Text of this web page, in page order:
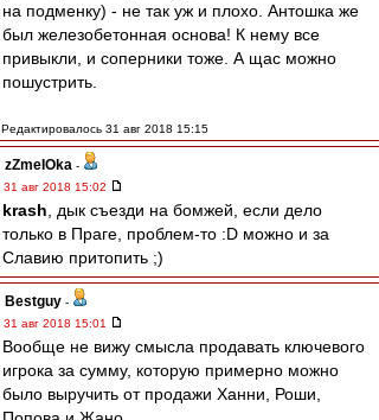
на подменку) - не так уж и плохо. Антошка же
был железобетонная основа! К нему все
привыкли, и соперники тоже. А щас можно
пошустрить.
Редактировалось 31 авг 2018 15:15
zZmeIOka -
31 авг 2018 15:02
krash , дык съезди на бомжей, если дело
только в Праге, проблем-то :D можно и за
Славию притопить ;)
Bestguy -
31 авг 2018 15:01
Вообще не вижу смысла продавать ключевого
игрока за сумму, которую примерно можно
было выручить от продажи Ханни, Роши,